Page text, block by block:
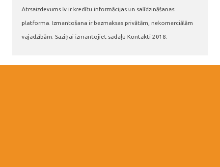
Atrsaizdevums.lv ir kredītu informācijas un salīdzināšanas
platforma. Izmantošana ir bezmaksas privātām, nekomerciālām
vajadzībām. Saziņai izmantojiet sadaļu Kontakti 2018.